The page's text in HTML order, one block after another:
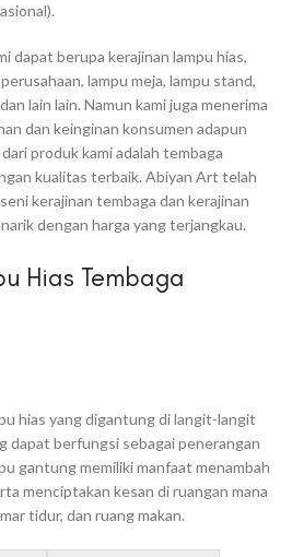
dapat berupa kerajinan lampu hias,
lampu meja, lampu stand,
lain lain. Namun kami juga menerima
dan keinginan konsumen adapun
produk kami adalah tembaga
kualitas terbaik. Abiyan Art telah
kerajinan tembaga dan kerajinan
dengan harga yang terjangkau.
Hias Tembaga
hias yang digantung di langit-langit
dapat berfungsi sebagai penerangan
gantung memiliki manfaat menambah
menciptakan kesan di ruangan mana
tidur, dan ruang makan.